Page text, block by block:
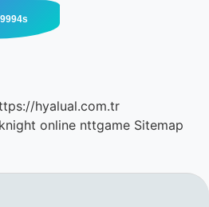
hyalual.com.tr
knight online nttgame Sitemap